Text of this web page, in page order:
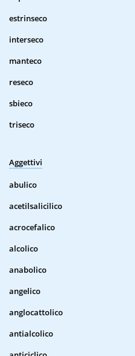
estrinseco
interseco
manteco
reseco
sbieco
triseco
Aggettivi
abulico
acetilsalicilico
acrocefalico
alcolico
anabolico
angelico
anglocattolico
antialcolico